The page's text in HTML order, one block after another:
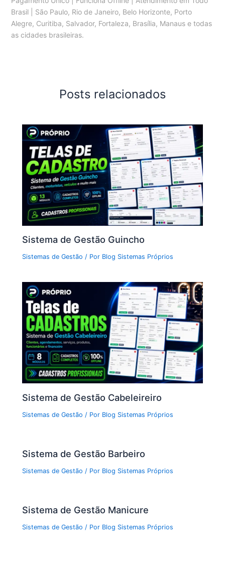
Brasil | São Paulo, Rio de Janeiro, Belo Horizonte, Porto
Alegre, Curitiba, Salvador, Fortaleza, Brasília, Manaus e todas
as cidades brasileiras.
Posts relacionados
Sistema de Gestão Guincho
Sistemas de Gestão / Por Blog Sistemas Próprios
Sistema de Gestão Cabeleireiro
Sistemas de Gestão / Por Blog Sistemas Próprios
Sistema de Gestão Barbeiro
Sistemas de Gestão / Por Blog Sistemas Próprios
Sistema de Gestão Manicure
Sistemas de Gestão / Por Blog Sistemas Próprios